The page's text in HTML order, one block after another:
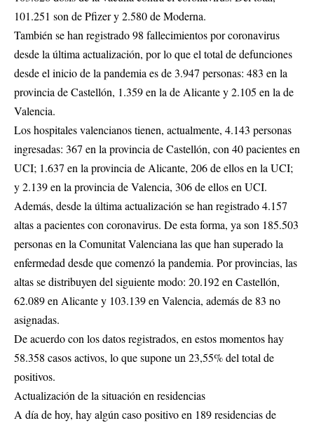
101.251 son de Pfizer y 2.580 de Moderna.
También se han registrado 98 fallecimientos por coronavirus
desde la última actualización, por lo que el total de defunciones
desde el inicio de la pandemia es de 3.947 personas: 483 en la
provincia de Castellón, 1.359 en la de Alicante y 2.105 en la de
Valencia.
Los hospitales valencianos tienen, actualmente, 4.143 personas
ingresadas: 367 en la provincia de Castellón, con 40 pacientes en
UCI; 1.637 en la provincia de Alicante, 206 de ellos en la UCI;
y 2.139 en la provincia de Valencia, 306 de ellos en UCI.
Además, desde la última actualización se han registrado 4.157
altas a pacientes con coronavirus. De esta forma, ya son 185.503
personas en la Comunitat Valenciana las que han superado la
enfermedad desde que comenzó la pandemia. Por provincias, las
altas se distribuyen del siguiente modo: 20.192 en Castellón,
62.089 en Alicante y 103.139 en Valencia, además de 83 no
asignadas.
De acuerdo con los datos registrados, en estos momentos hay
58.358 casos activos, lo que supone un 23,55% del total de
positivos.
Actualización de la situación en residencias
A día de hoy, hay algún caso positivo en 189 residencias de